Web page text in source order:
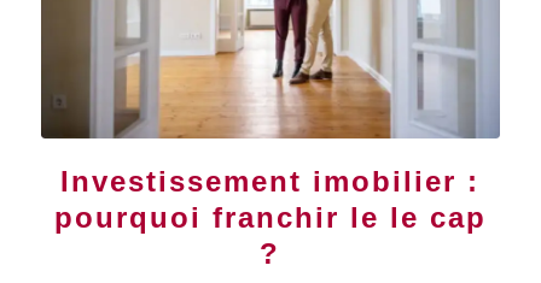
Investissement imobilier :
pourquoi franchir le le cap
?